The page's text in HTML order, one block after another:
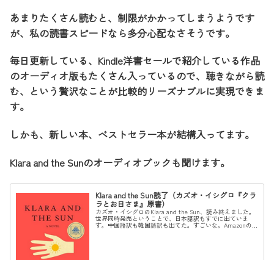
あまりたくさん読むと、制限がかかってしまうようです
が、私の読書スピードなら多分心配なさそうです。
毎日更新している、Kindle洋書セールで紹介している作品
のオーディオ版もたくさん入っているので、聴きながら読
む、という贅沢なことが比較的リーズナブルに実現できま
す。
しかも、新しい本、ベストセラー本が結構入ってます。
Klara and the Sunのオーディオブックも聞けます。
Klara and the Sun読了（カズオ・イシグロ『クラ
ラとお日さま』原書）
カズオ・イシグロのKlara and the Sun、読み終えました。
世界同時発売ということで、日本語訳もすでに出ていま
す。中国語訳も韓国語訳も出てた。すごいな。Amazonの